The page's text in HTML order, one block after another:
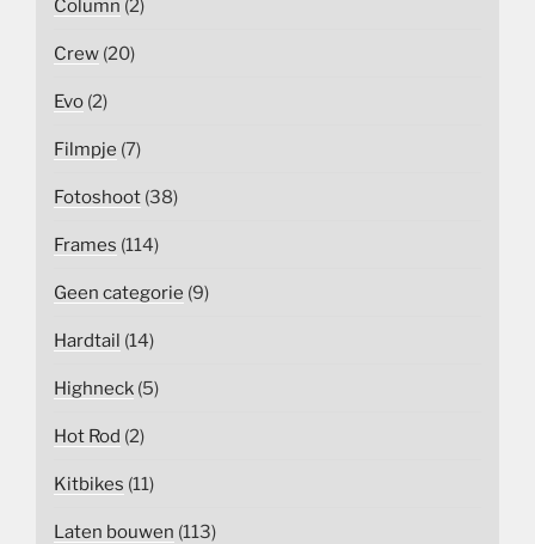
Column (2)
Crew (20)
Evo (2)
Filmpje (7)
Fotoshoot (38)
Frames (114)
Geen categorie (9)
Hardtail (14)
Highneck (5)
Hot Rod (2)
Kitbikes (11)
Laten bouwen (113)